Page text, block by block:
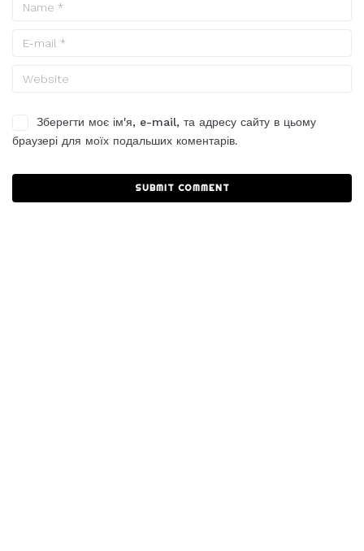
Зберегти моє ім'я, e-mail, та адресу сайту в цьому
браузері для моїх подальших коментарів.